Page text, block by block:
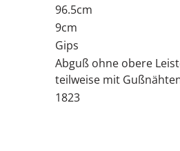
96.5cm
9cm
Gips
Abguß ohne obere
teilweise mit
1823